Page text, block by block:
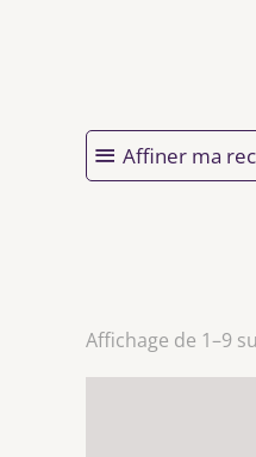
Affiner ma
Affichage de 1–9